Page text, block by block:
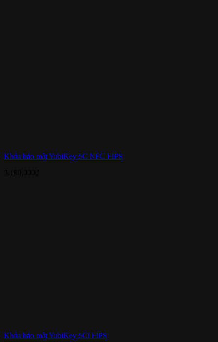
Khóa bảo mật YubiKey 5C NFC FIPS
Khóa bảo mật YubiKey 5Ci FIPS